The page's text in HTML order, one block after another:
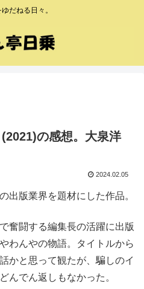
だねる日々。
の感想。大泉洋
2024.02.05
出版業界を題材にした作品。
奮闘する編集長の活躍に出版
わんやの物語。タイトルから
かと思って観たが、騙しのイ
んでん返しもなかった。